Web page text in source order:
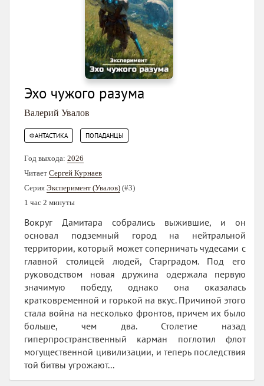
Эхо чужого разума
Валерий Увалов
ФАНТАСТИКА ПОПАДАНЦЫ
Год выхода: 2026
Читает Сергей Курнаев
Серия Эксперимент (Увалов) (#3)
1 час 2 минуты
Вокруг Дамитара собрались выжившие, и он
основал подземный город на нейтральной
территории, который может соперничать чудесами с
главной столицей людей, Старградом. Под его
руководством новая дружина одержала первую
значимую победу, однако она оказалась
кратковременной и горькой на вкус. Причиной этого
стала война на несколько фронтов, причем их было
больше, чем два. Столетие назад
гиперпространственный карман поглотил флот
могущественной цивилизации, и теперь последствия
той битвы угрожают...